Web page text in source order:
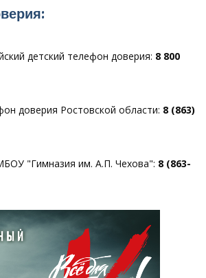
детский телефон доверия: 8 800
доверия Ростовской области: 8 (863)
"Гимназия им. А.П. Чехова": 8 (863-